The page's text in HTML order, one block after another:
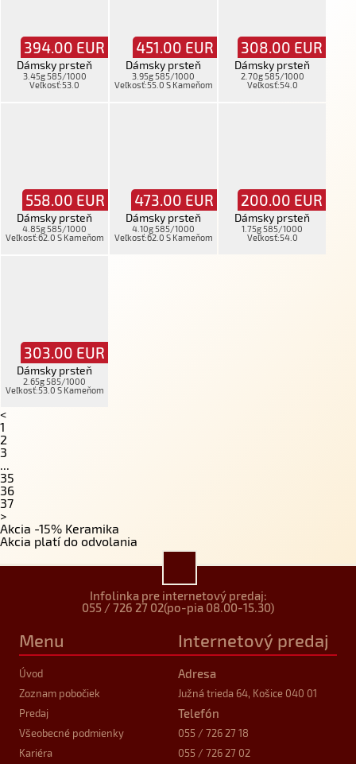
394.00 EUR
Dámsky prsteň
3.45g 585/1000
Veľkosť:53.0
451.00 EUR
Dámsky prsteň
3.95g 585/1000
Veľkosť:55.0 S Kameňom
308.00 EUR
Dámsky prsteň
2.70g 585/1000
Veľkosť:54.0
558.00 EUR
Dámsky prsteň
4.85g 585/1000
Veľkosť:62.0 S Kameňom
473.00 EUR
Dámsky prsteň
4.10g 585/1000
Veľkosť:62.0 S Kameňom
200.00 EUR
Dámsky prsteň
1.75g 585/1000
Veľkosť:54.0
303.00 EUR
Dámsky prsteň
2.65g 585/1000
Veľkosť:53.0 S Kameňom
<
1
2
3
...
35
36
37
>
Akcia -15% Keramika
Akcia platí do odvolania
Infolinka pre internetový predaj:
055 / 726 27 02(po-pia 08.00-15.30)
Menu
Úvod
Zoznam pobočiek
Predaj
Všeobecné podmienky
Kariéra
Internetový predaj
Adresa
Južná trieda 64, Košice 040 01
Telefón
055 / 726 27 18
055 / 726 27 02